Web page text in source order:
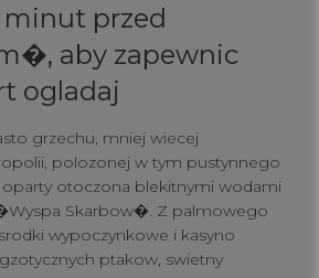
przed
aby zapewnic
ogladaj
grzechu, mniej wiecej
polozonej w tym pustynnego
oparty otoczona blekitnymi wodami
Skarbow�. Z palmowego
wypoczynkowe i kasyno
ptakow, swietny